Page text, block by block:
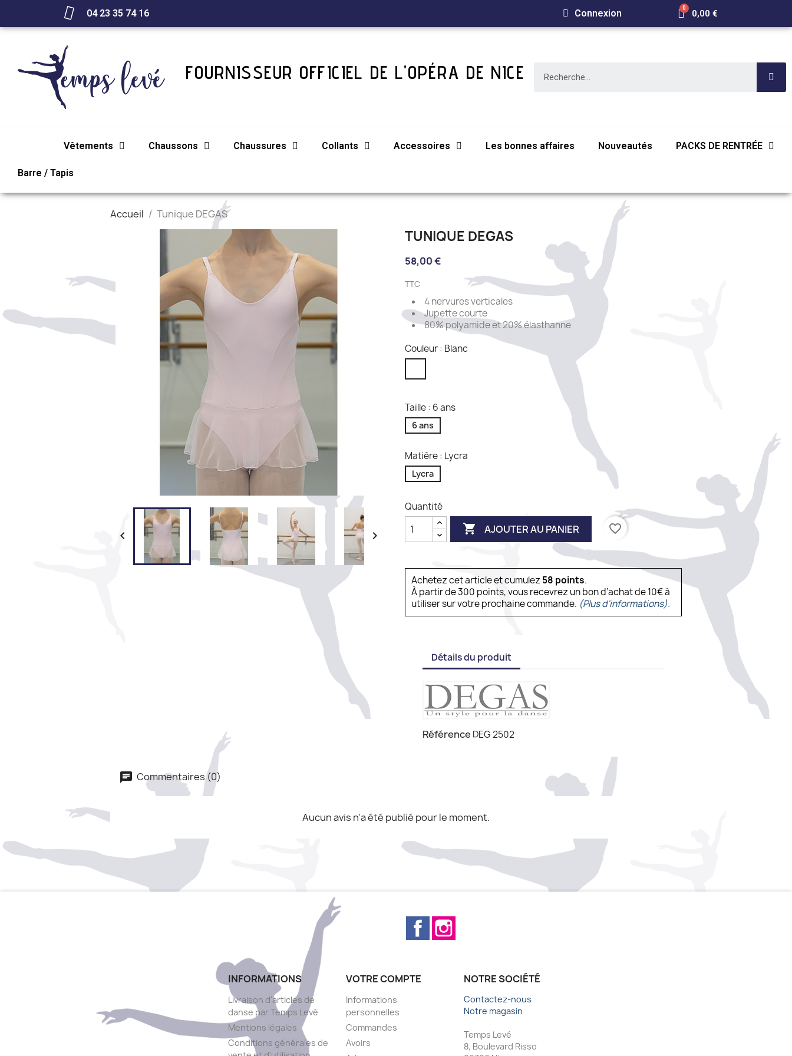
04 23 35 74 16 Connexion 0,00 €
FOURNISSEUR OFFICIEL DE L'OPÉRA DE NICE
Vêtements Chaussons Chaussures Collants Accessoires Les bonnes affaires Nouveautés PACKS DE RENTRÉE
Barre / Tapis
Accueil Tunique DEGAS
 
TUNIQUE DEGAS
58,00 €
TTC
4 nervures verticales
Jupette courte
80% polyamide et 20% élasthanne
Couleur : Blanc
Taille : 6 ans
6 ans
Matière : Lycra
Lycra
Quantité
 AJOUTER AU PANIER favorite_border
Achetez cet article et cumulez 58 points.
À partir de 300 points, vous recevrez un bon d’achat de 10€ à
utiliser sur votre prochaine commande. (Plus d'informations).
Détails du produit
Référence DEG 2502
Commentaires (0)
Aucun avis n'a été publié pour le moment.
Facebook
INFORMATIONS
Livraison d'articles de
danse par Temps Levé
Mentions légales
Conditions générales de
VOTRE COMPTE
Informations
personnelles
Commandes
Avoirs
NOTRE SOCIÉTÉ
Contactez-nous
Notre magasin
Temps Levé
8, Boulevard Risso